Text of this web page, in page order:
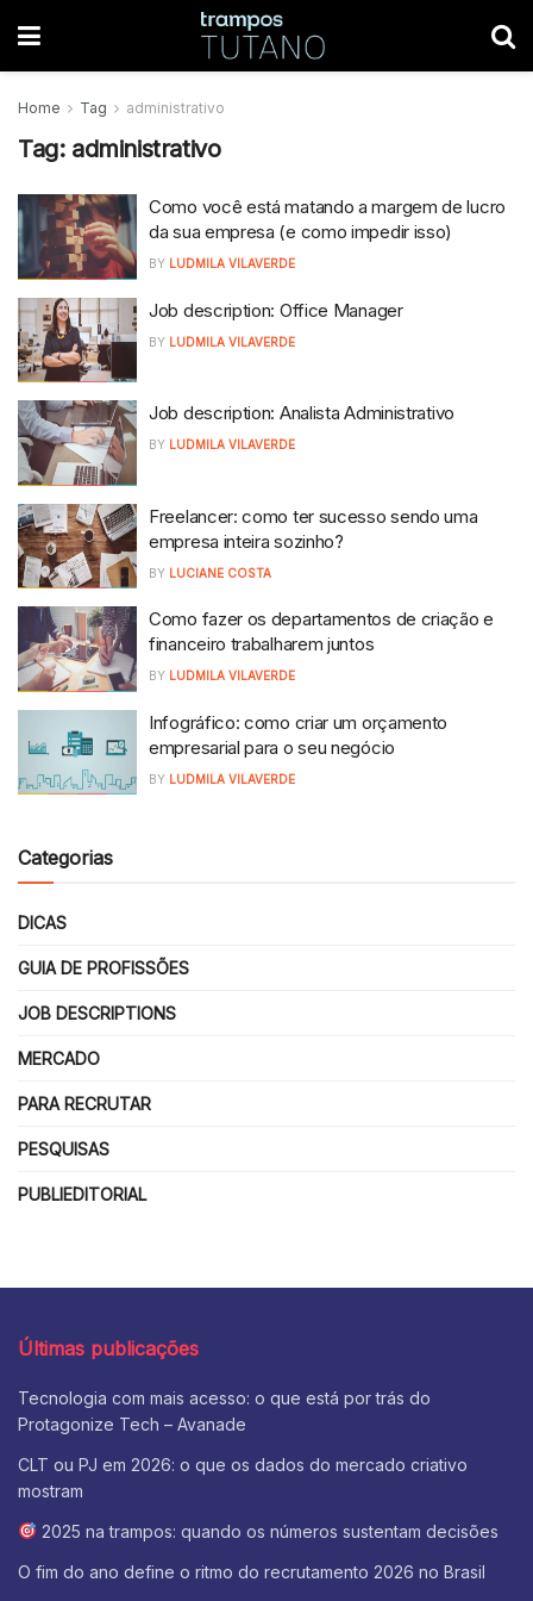
Home Tag administrativo
Tag: administrativo
Como você está matando a margem de lucro
da sua empresa (e como impedir isso)
BY LUDMILA VILAVERDE
Job description: Office Manager
BY LUDMILA VILAVERDE
Job description: Analista Administrativo
BY LUDMILA VILAVERDE
Freelancer: como ter sucesso sendo uma
empresa inteira sozinho?
BY LUCIANE COSTA
Como fazer os departamentos de criação e
financeiro trabalharem juntos
BY LUDMILA VILAVERDE
Infográfico: como criar um orçamento
empresarial para o seu negócio
BY LUDMILA VILAVERDE
Categorias
DICAS
GUIA DE PROFISSÕES
JOB DESCRIPTIONS
MERCADO
PARA RECRUTAR
PESQUISAS
PUBLIEDITORIAL
Últimas publicações
Tecnologia com mais acesso: o que está por trás do
Protagonize Tech – Avanade
CLT ou PJ em 2026: o que os dados do mercado criativo
mostram
2025 na trampos: quando os números sustentam decisões
O fim do ano define o ritmo do recrutamento 2026 no Brasil